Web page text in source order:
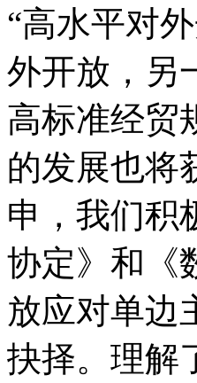
“高水平对
外开放，另
高标准经贸
的发展也将
申，我们积
协定》和《
放应对单边
抉择。理解